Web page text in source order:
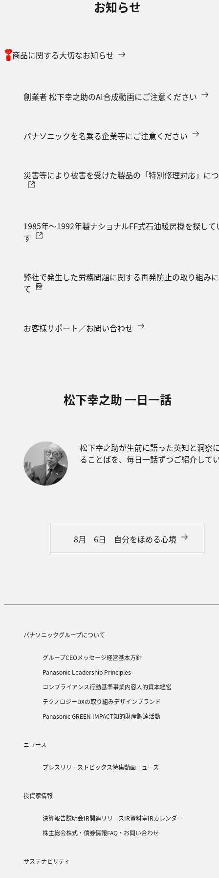
お知らせ
商品に関する大切なお知らせ
創業者 松下幸之助のAI合成動画にご注意ください
パナソニックを名乗る企業等にご注意ください
災害等により被害を受けた製品の「特別修理対応」に
1985年～1992年製ナショナルFF式石油暖房機を探して
す
弊社で発生した労務問題に関する再発防止の取り組み
て
お客様サポート／お問い合わせ
松下幸之助 一日一話
松下幸之助が生前に語った英知と洞察
ることばを、毎日一話ずつご紹介して
8月 6日 自分をほめる心境
パナソニックグループについて
グループCEOメッセージ経営基本方針
Panasonic Leadership Principles
コンプライアンス行動基準事業内容人的資本経営
テクノロジーDXの取り組みデザインブランド
Panasonic GREEN IMPACT知的財産調達活動
ニュース
プレスリリース トピックス特集動画ニュース
投資家情報
決算報告説明会IR関連リリースIR資料室IRカレンダー
株主総会株式・債券情報FAQ・お問い合わせ
サステナビリティ